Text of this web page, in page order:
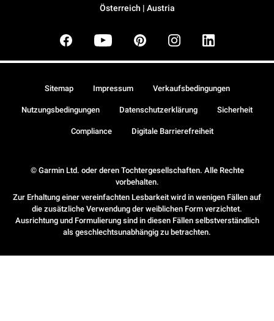
Österreich | Austria
© Garmin Ltd. oder deren Tochtergesellschaften. Alle Rechte
vorbehalten.
Zur Erhaltung einer vereinfachten Lesbarkeit wird in wenigen Fällen auf
die zusätzliche Verwendung der weiblichen Form verzichtet.
Ausrichtung und Formulierung sind in diesen Fällen selbstverständlich
als geschlechtsunabhängig zu betrachten.
Sitemap Impressum Verkaufsbedingungen
Nutzungsbedingungen Datenschutzerklärung Sicherheit
Compliance Digitale Barrierefreiheit